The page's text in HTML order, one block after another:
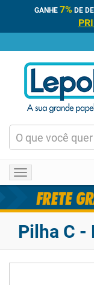
GANHE 7% DE
Toggle
navigation
Pilha C -